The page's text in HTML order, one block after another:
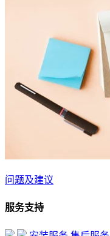
问题及建议
服务支持